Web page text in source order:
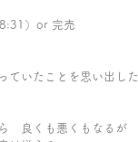
）or 完売
ていたことを思い出した
　良くも悪くもなるが